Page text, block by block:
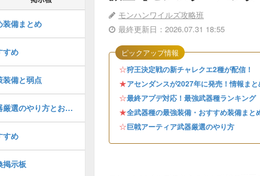
モンハンワイルズ攻略班
最終更新日：2026.07.31 18:55
☆狩王決定戦の新チャレクエ2種が配信！
★アセンダンスが2027年に発売！情報まと
☆最終アプデ対応！最強武器種ランキング
★全武器種の最強装備・おすすめ装備まと
☆巨戟アーティア武器厳選のやり方
ピックアップ情報
装備まとめ
すめ
装備と弱点
巨戟アーティア武器厳選のやり方とおすすめスキル
すめ
掲示板